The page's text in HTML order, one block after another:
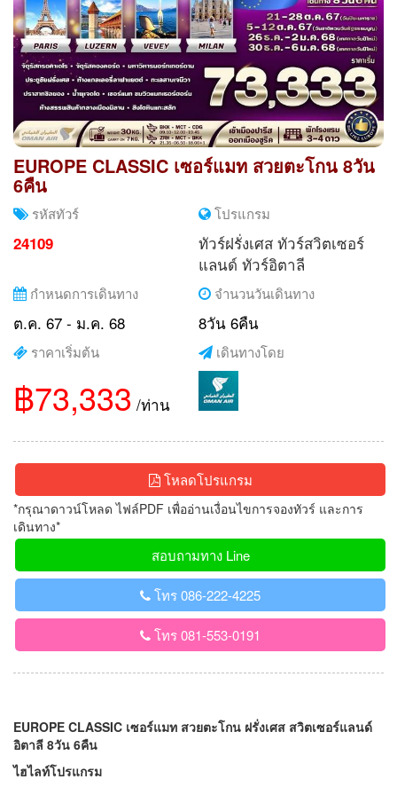
EUROPE CLASSIC เซอร์แมท สวยตะโกน 8วัน
6คืน
รหัสทัวร์
24109
โปรแกรม
ทัวร์ฝรั่งเศส ทัวร์สวิตเซอร์
แลนด์ ทัวร์อิตาลี
กำหนดการเดินทาง
ต.ค. 67 - ม.ค. 68
จำนวนวันเดินทาง
8วัน 6คืน
ราคาเริ่มต้น
฿73,333 /ท่าน
เดินทางโดย
โหลดโปรแกรม
*กรุณาดาวน์โหลด ไฟล์PDF เพื่ออ่านเงื่อนไขการจองทัวร์ และการ
เดินทาง*
สอบถามทาง Line
โทร 086-222-4225
โทร 081-553-0191
EUROPE CLASSIC เซอร์แมท สวยตะโกน ฝรั่งเศส สวิตเซอร์แลนด์
อิตาลี 8วัน 6คืน
ไฮไลท์โปรแกรม